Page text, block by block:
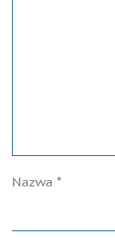
Nazwa *